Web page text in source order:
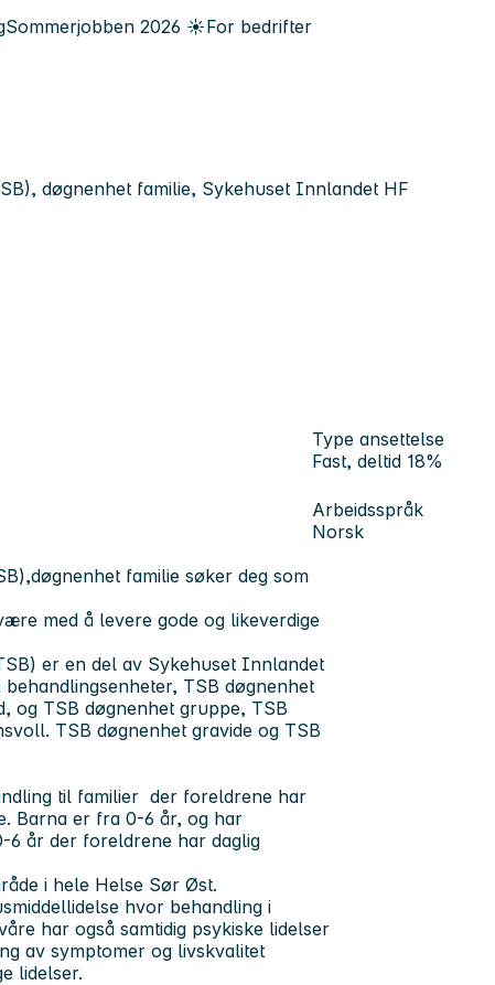
Sommerjobben 2026 ☀️For bedrifter
døgnenhet familie, Sykehuset Innlandet HF
Type ansettelse
Fast, deltid 18%
Arbeidsspråk
Norsk
familie søker deg som
med å levere gode og likeverdige
er en del av Sykehuset Innlandet
TSB døgnenhet
og TSB døgnenhet gruppe, TSB
TSB døgnenhet gravide og TSB
til familier der foreldrene har
Barna er fra 0-6 år, og har
6 år der foreldrene har daglig
i hele Helse Sør Øst.
hvor behandling i
har også samtidig psykiske lidelser
av symptomer og livskvalitet
lidelser.